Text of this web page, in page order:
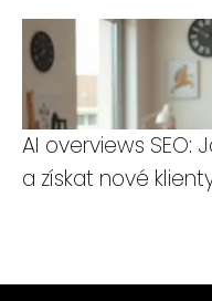
AI overviews
a získat nové